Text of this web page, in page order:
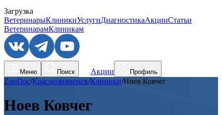
Загрузка
ВетеринарыКлиникиУслугиДиагностикаАкцииСтатьи
ВетеринарамКлиникам
Меню Поиск Акции Профиль
ZooDoc/Краснознаменск/Клиники/Ноев Ковчег
Ноев Ковчег